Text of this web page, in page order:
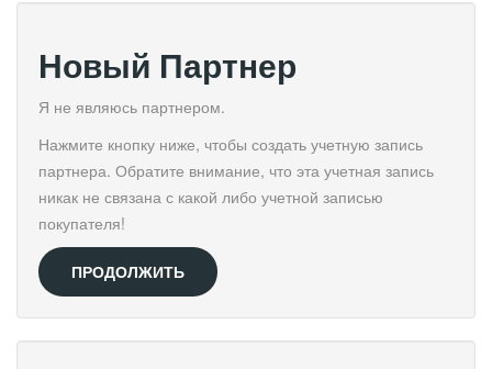
Новый Партнер
Я не являюсь партнером.
Нажмите кнопку ниже, чтобы создать учетную запись
партнера. Обратите внимание, что эта учетная запись
никак не связана с какой либо учетной записью
покупателя!
ПРОДОЛЖИТЬ